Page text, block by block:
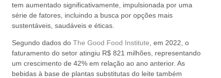
tem aumentado significativamente, impulsionada por uma
série de fatores, incluindo a busca por opções mais
sustentáveis, saudáveis e éticas.
Segundo dados do The Good Food Institute , em 2022, o
faturamento do setor atingiu R$ 821 milhões, representando
um crescimento de 42% em relação ao ano anterior. As
bebidas à base de plantas substitutas do leite também